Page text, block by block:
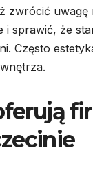
zwrócić
sprawić, że
Często